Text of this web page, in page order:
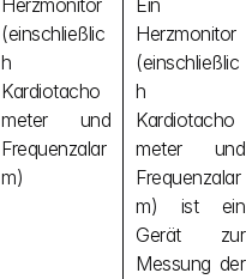
Herzmonitor
(einschließlic
h
Kardiotacho
meter und
Frequenzalar
m)
Ein
Herzmonitor
(einschließlic
h
Kardiotacho
meter und
Frequenzalar
m) ist ein
Gerät zur
Messung der